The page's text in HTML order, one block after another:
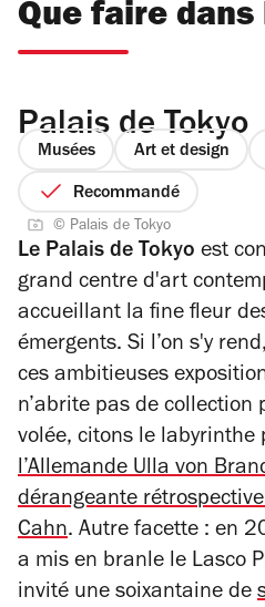
Que faire
Palais de Tokyo
Musées Art et design
Recommandé
© Palais de Tokyo
Le Palais de Tokyo est
grand centre d'art
accueillant la fine fleur
émergents. Si l’on s'y
ces ambitieuses
n’abrite pas de collection
volée, citons le labyrinthe
l’Allemande Ulla von
dérangeante
Cahn. Autre facette : en
a mis en branle le Lasco
invité une soixantaine de